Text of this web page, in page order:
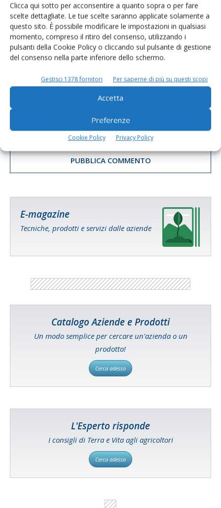
Clicca qui sotto per acconsentire a quanto sopra o per fare
scelte dettagliate. Le tue scelte saranno applicate solamente a
questo sito. È possibile modificare le impostazioni in qualsiasi
momento, compreso il ritiro del consenso, utilizzando i
pulsanti della Cookie Policy o cliccando sul pulsante di gestione
del consenso nella parte inferiore dello schermo.
Gestisci 1378 fornitori Per saperne di più su questi scopi
Accetta
Preferenze
Cookie Policy Privacy Policy
Salva il mio nome, email e sito web in questo browser per la
prossima volta che commento.
E-magazine
Tecniche, prodotti e servizi dalle aziende
Catalogo Aziende e Prodotti
Un modo semplice per cercare un'azienda o un
prodotto!
Cerca adesso
L'Esperto risponde
I consigli di Terra e Vita agli agricoltori
Cerca adesso